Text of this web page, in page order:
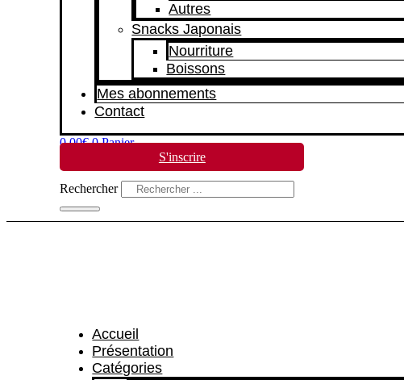
Autres
Snacks Japonais
Nourriture
Boissons
Mes abonnements
Contact
0,00€ 0 Panier
S'inscrire
Rechercher
Accueil
Présentation
Catégories